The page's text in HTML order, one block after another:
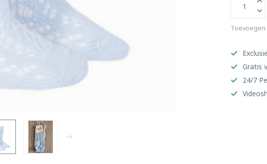
Gratis
24/7